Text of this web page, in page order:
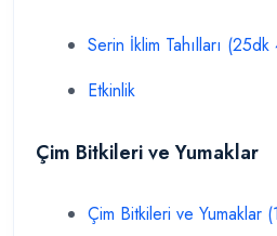
Serin İklim Tahılları
Etkinlik
Çim Bitkileri ve Yumaklar
Çim Bitkileri ve Yumaklar